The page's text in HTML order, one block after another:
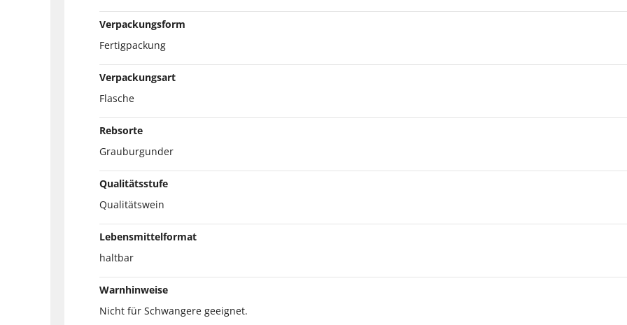
Verpackungsform
Fertigpackung
Verpackungsart
Flasche
Rebsorte
Grauburgunder
Qualitätsstufe
Qualitätswein
Lebensmittelformat
haltbar
Warnhinweise
Nicht für Schwangere geeignet.